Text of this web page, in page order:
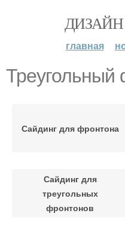
ДИЗАЙН
главная
Треугольный
Сайдинг для фронтона
Сайдинг для
треугольных
фронтонов